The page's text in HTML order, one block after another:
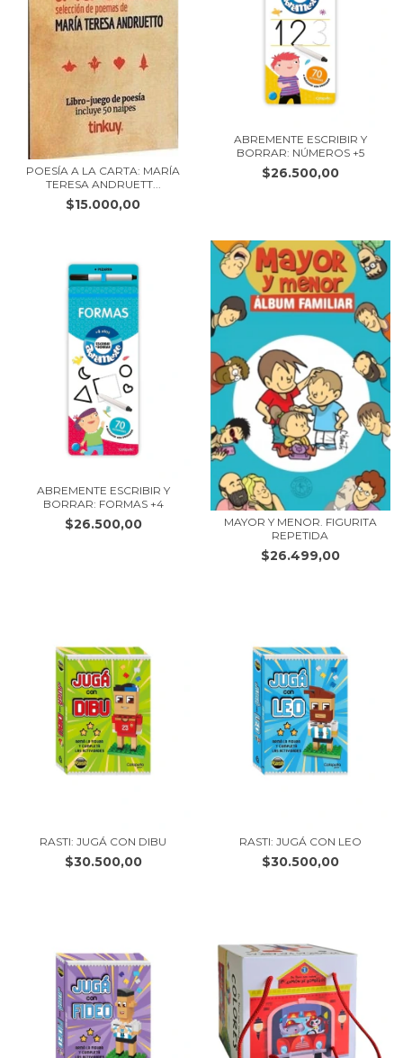
POESÍA A LA CARTA: MARÍA
TERESA ANDRUETT...
$15.000,00
ABREMENTE ESCRIBIR Y
BORRAR: NÚMEROS +5
$26.500,00
ABREMENTE ESCRIBIR Y
BORRAR: FORMAS +4
$26.500,00
MAYOR Y MENOR. FIGURITA
REPETIDA
$26.499,00
RASTI: JUGÁ CON DIBU
$30.500,00
RASTI: JUGÁ CON LEO
$30.500,00